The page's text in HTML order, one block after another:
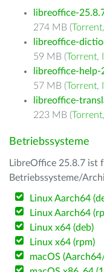
libreoffice-
274 MB (Torrent,
libreoffice-
59 MB (Torrent,
libreoffice-help-
57 MB (Torrent,
libreoffice-
223 MB (Torrent,
Betriebssysteme
LibreOffice 25.8.7 ist
Betriebssysteme/
Linux Aarch64
Linux Aarch64
Linux x64 (deb)
Linux x64 (rpm)
macOS